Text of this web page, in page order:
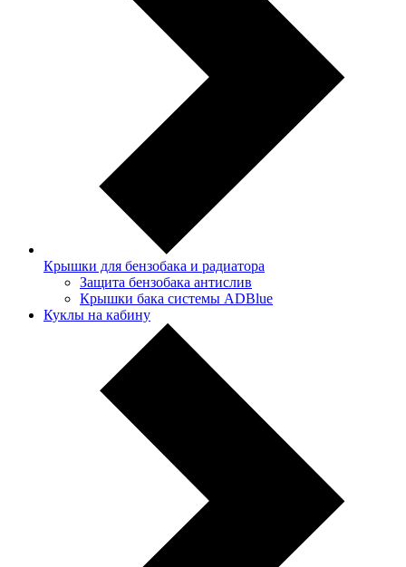
Крышки для бензобака и радиатора
Защита бензобака антислив
Крышки бака системы ADBlue
Куклы на кабину